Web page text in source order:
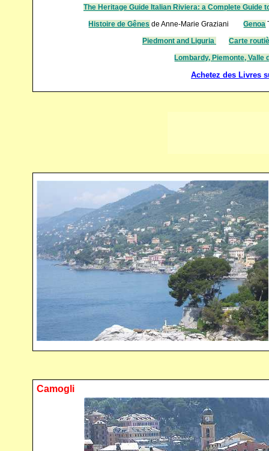
The Heritage Guide Italian Riviera: a Complete Guide
Histoire de Gênes de Anne-Marie GrazianiGenoa
Piedmont and Liguria
Carte
Lombardy, Piemonte,
Achetez des Livres
Camogli